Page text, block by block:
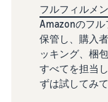
フルフィルメ
Amazonのフ
保管し、購入
ッキング、梱
すべてを担当し
ずは試してみ